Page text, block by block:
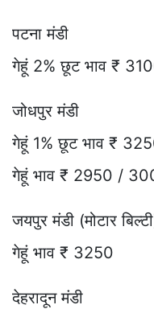
पटना मंडी
गेहूं 2% छूट भाव ₹
जोधपुर मंडी
गेहूं 1% छूट भाव ₹
गेहूं भाव ₹ 2950 /
जयपुर मंडी (मोटार
गेहूं भाव ₹ 3250
देहरादून मंडी